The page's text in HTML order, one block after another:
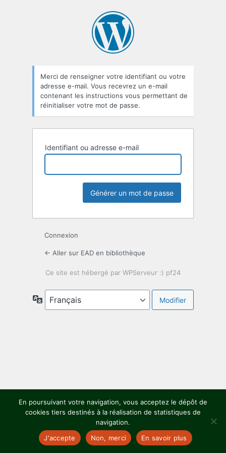
oublié
Merci de renseigner votre identifiant ou votre
adresse e-mail. Vous recevrez un e-mail
contenant les instructions vous permettant de
réinitialiser votre mot de passe.
Identifiant ou adresse e-mail
Connexion
← Aller sur EAD en bibliothèque
Langue
En poursuivant votre navigation, vous acceptez le dépôt de
cookies tiers destinés à la réalisation de statistiques de
navigation.
J'accepte
Non, merci En savoir plus